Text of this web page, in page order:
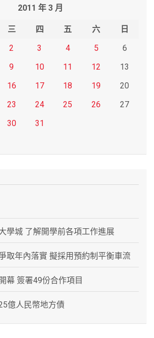
2011 年 3 月
三 四 五 六
日
2 3 4 5
6
9 10 11 12
13
16 17 18 19
20
23 24 25 26
27
30
31
學城 了解開學前各項工作進展
取年內落實 擬採用預約制平衡車流
幕 簽署49份合作項目
億人民幣地方債